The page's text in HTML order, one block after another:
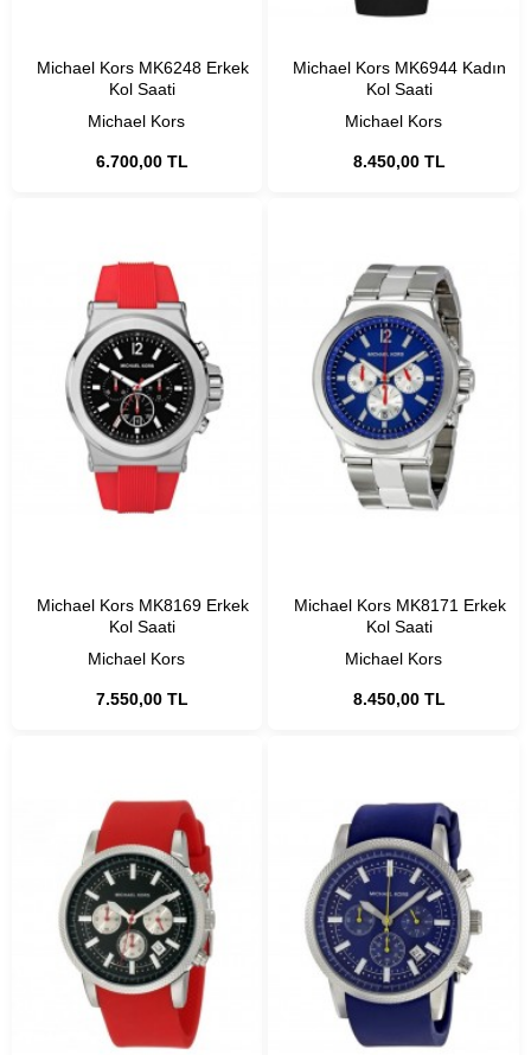
Michael Kors
Michael Kors MK6248 Erkek
Kol Saati
6.700,00 TL
Michael Kors
Michael Kors MK6944 Kadın
Kol Saati
8.450,00 TL
Michael Kors
Michael Kors MK8169 Erkek
Kol Saati
7.550,00 TL
Michael Kors
Michael Kors MK8171 Erkek
Kol Saati
8.450,00 TL